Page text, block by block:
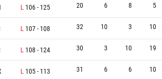
L 106- 125 20 6 8 5
L 107- 108 32 10 3 10
L 108 - 124 30 3 10 19
L 105- 113 31 6 6 10